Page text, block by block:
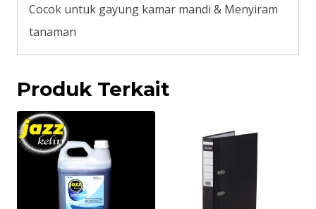
Cocok untuk gayung kamar mandi & Menyiram
tanaman
Produk Terkait